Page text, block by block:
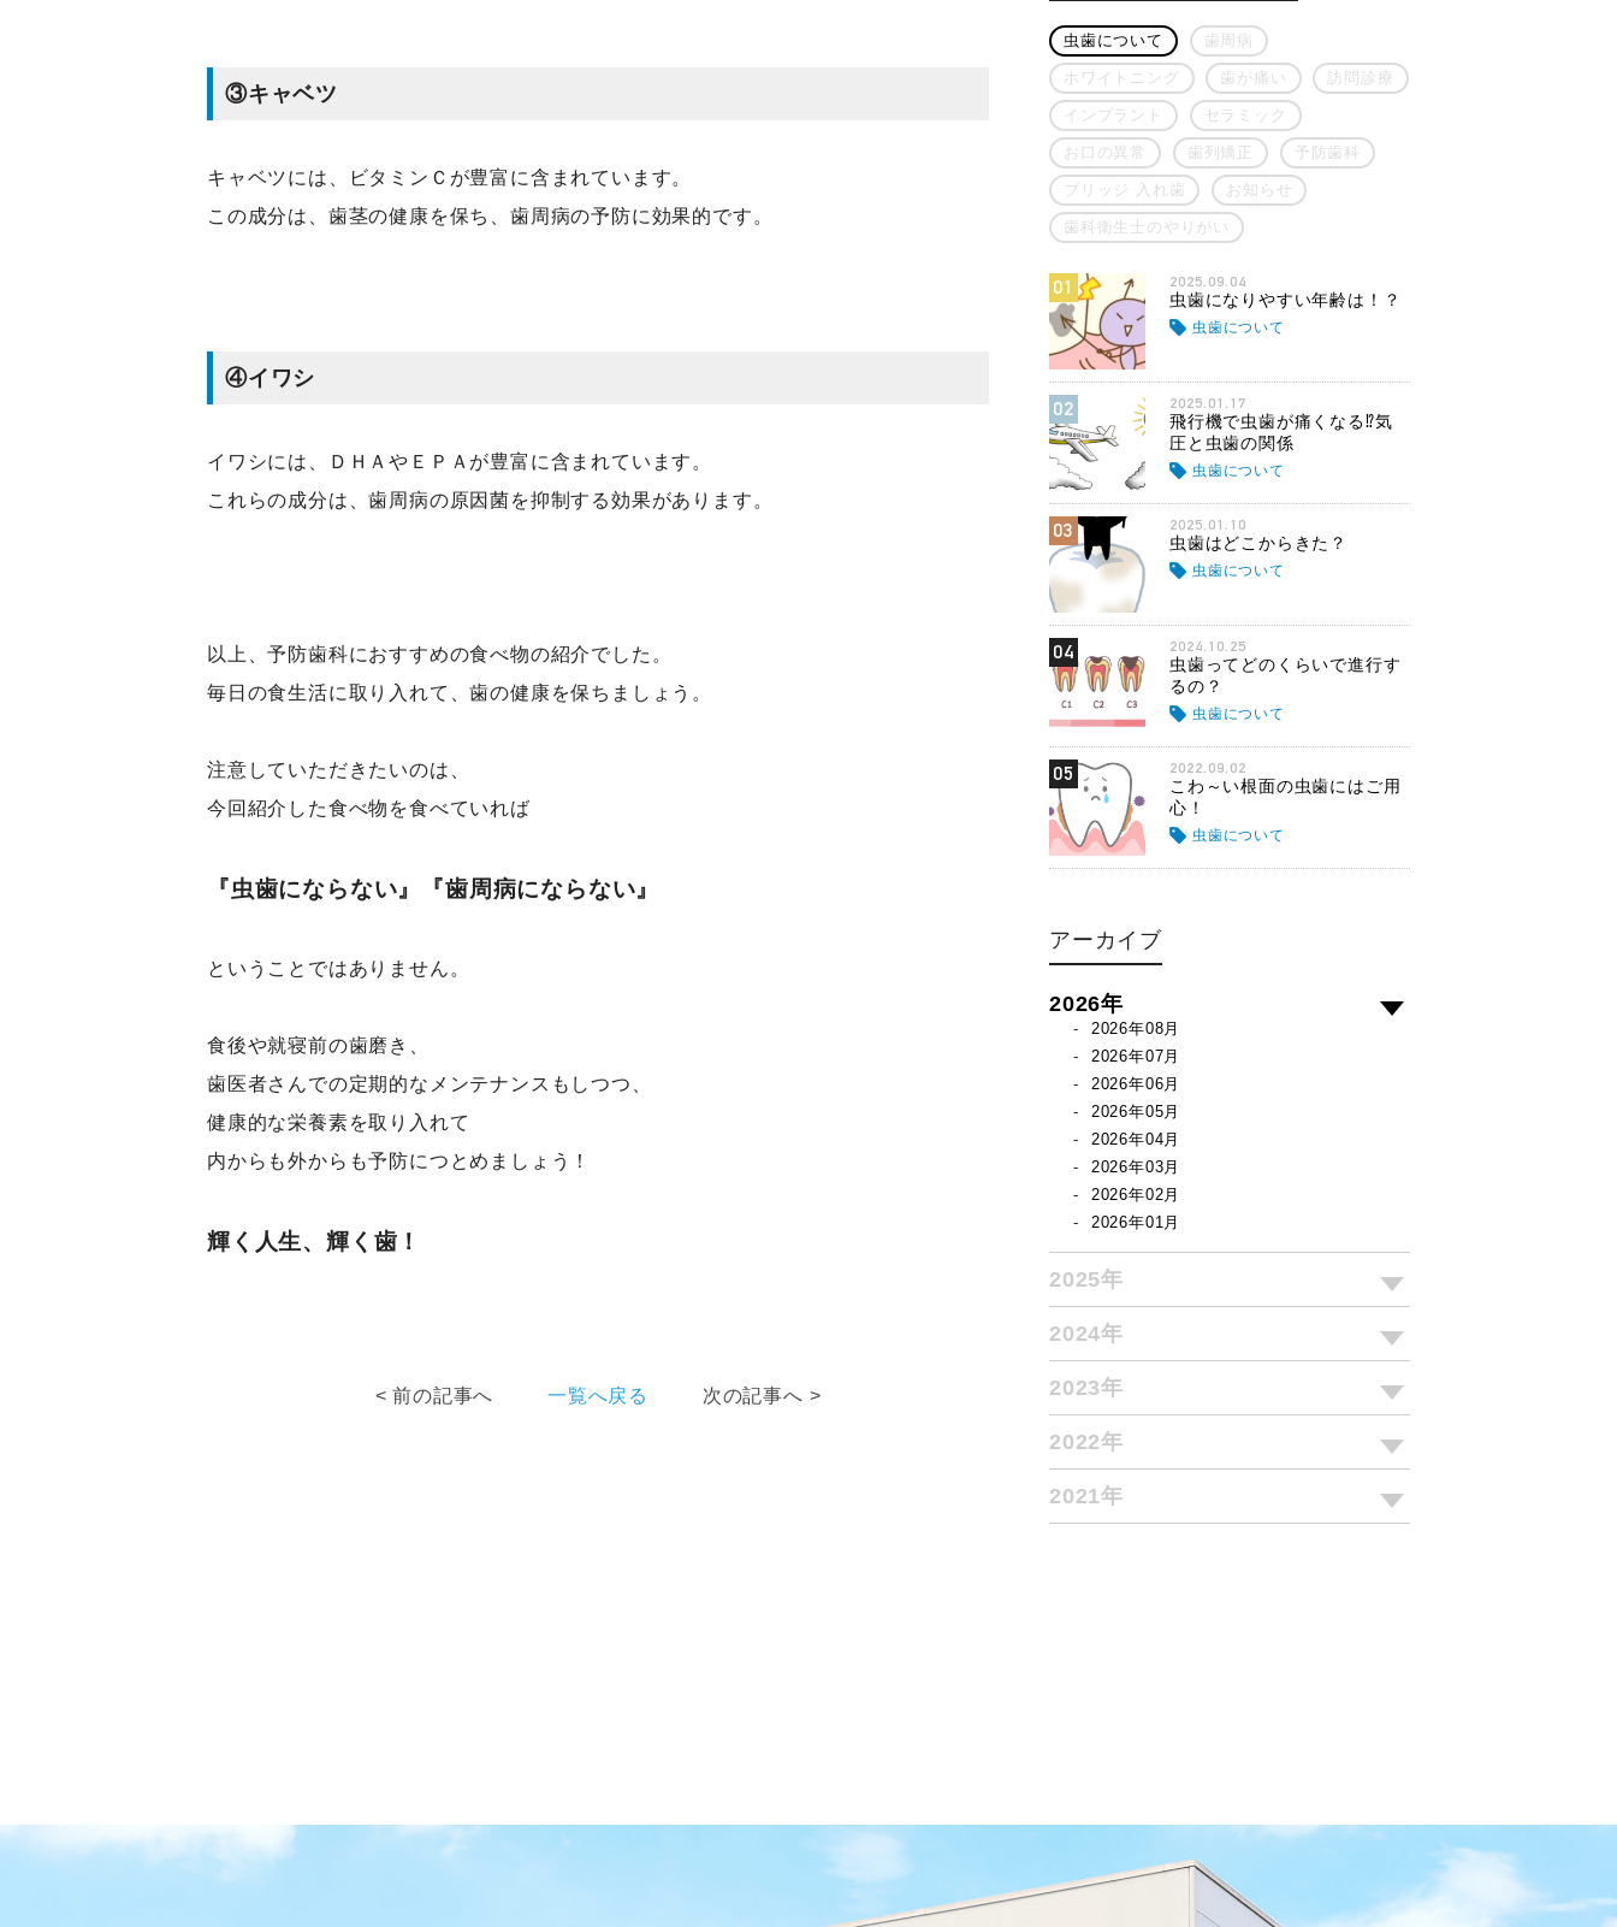
③キャベツ
キャベツには、ビタミンＣが豊富に含まれています。
この成分は、歯茎の健康を保ち、歯周病の予防に効果的です。
④イワシ
イワシには、ＤＨＡやＥＰＡが豊富に含まれています。
これらの成分は、歯周病の原因菌を抑制する効果があります。
以上、予防歯科におすすめの食べ物の紹介でした。
毎日の食生活に取り入れて、歯の健康を保ちましょう。
注意していただきたいのは、
今回紹介した食べ物を食べていれば
『虫歯にならない』『歯周病にならない』
ということではありません。
食後や就寝前の歯磨き、
歯医者さんでの定期的なメンテナンスもしつつ、
健康的な栄養素を取り入れて
内からも外からも予防につとめましょう！
輝く人生、輝く歯！
< 前の記事へ 一覧へ戻る 次の記事へ >
虫歯について 歯周病
ホワイトニング 歯が痛い 訪問診療
インプラント セラミック
お口の異常 歯列矯正 予防歯科
ブリッジ 入れ歯 お知らせ
歯科衛生士のやりがい
01 2025.09.04
虫歯になりやすい年齢は！？
虫歯について
02 2025.01.17
飛行機で虫歯が痛くなる⁉気
圧と虫歯の関係
虫歯について
03 2025.01.10
虫歯はどこからきた？
虫歯について
04 2024.10.25
虫歯ってどのくらいで進行す
るの？
虫歯について
05 2022.09.02
こわ～い根面の虫歯にはご用
心！
虫歯について
アーカイブ
2026年
2026年08月
2026年07月
2026年06月
2026年05月
2026年04月
2026年03月
2026年02月
2026年01月
2025年
2024年
2023年
2022年
2021年